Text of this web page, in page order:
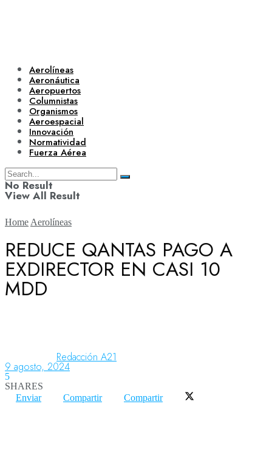
Aerolíneas
Aeronáutica
Aeropuertos
Columnistas
Organismos
Aeroespacial
Innovación
Normatividad
Fuerza Aérea
No Result
View All Result
Aerolíneas
Aeropuertos
Columnistas
Home Aerolíneas
REDUCE QANTAS PAGO A
EXDIRECTOR EN CASI 10
MDD
Redacción A21
9 agosto, 2024
5
SHARES
Enviar
Compartir Compartir